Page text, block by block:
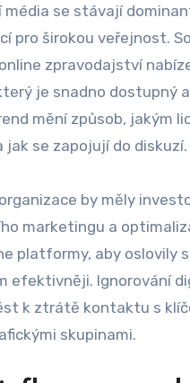
média se stávají
pro širokou veřejnost.
zpravodajství
je snadno dostupný
mění způsob, jakým
jak se zapojují do diskuzí.
by měly
marketingu a
platformy, aby oslovily
efektivněji. Ignorování
k ztrátě kontaktu s
skupinami.